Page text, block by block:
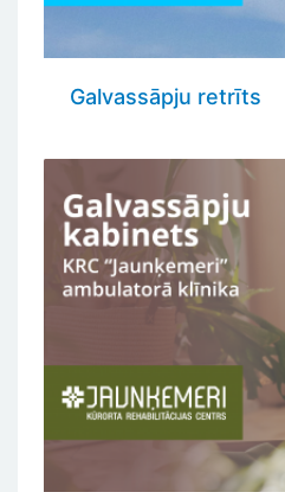
Galvassāpju retrīts